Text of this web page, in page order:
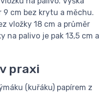
9 cm bez krytu a měchu.
vložky 18 cm a průměr
na palivo je pak 13,5 cm a
praxi
(kuřáku) papírem z